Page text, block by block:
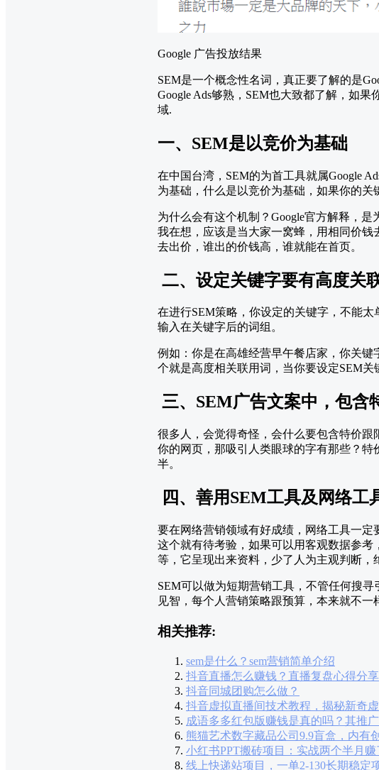
Google 广告投放结果
SEM是一个概念性名词，真正要了解的是
Google Ads够熟，SEM也大致都了解，如
域.
一、SEM是以竞价为基础
在中国台湾，SEM的为首工具就属Google
为基础，什么是以竞价为基础，如果你的关
为什么会有这个机制？Google官方解释，
我在想，应该是当大家一窝蜂，用相同价钱
去出价，谁出的价钱高，谁就能在首页。
二、设定关键字要有高度关
在进行SEM策略，你设定的关键字，不能
输入在关键字后的词组。
例如：你是在高雄经营早午餐店家，你关
个就是高度相关联用词，当你要设定SEM
三、SEM广告文案中，包含
很多人，会觉得奇怪，会什么要包含特价
你的网页，那吸引人类眼球的字有那些？
半。
四、善用SEM工具及网络工
要在网络营销领域有好成绩，网络工具一定
这个就有待考验，如果可以用客观数据参考
等，它呈现出来资料，少了人为主观判断，
SEM可以做为短期营销工具，不管任何搜
见智，每个人营销策略跟预算，本来就不一
相关推荐:
sem是什么？sem营销简单介绍
抖音直播怎么赚钱？直播复盘心得分享
抖音同城团购怎么做？
抖音虚拟直播间技术教程，揭秘新奇
成语多多红包版赚钱是真的吗？其推
熊猫艺术数字藏品公司9.9盲盒，内有
小红书PPT搬砖项目：实战两个半月
线上快递站项目，一单2-130长期稳定